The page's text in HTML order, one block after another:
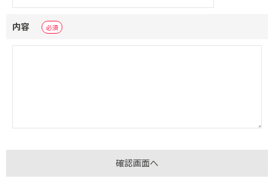
内容